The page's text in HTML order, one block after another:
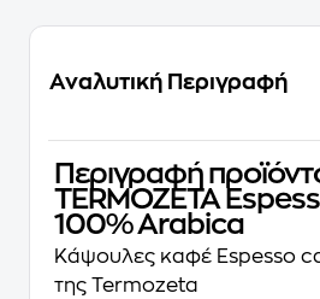
Αναλυτική Περιγραφή
Περιγραφή
TERMOZETA
100% Arabica
Κάψουλες καφέ Espesso
της Termozeta